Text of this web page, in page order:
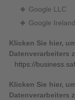
Google LLC
Google
Klicken Sie hier,
Datenverarbeiters
https://
Klicken Sie hier,
Datenverarbeiters